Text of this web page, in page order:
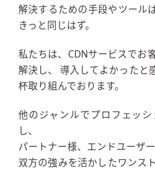
解決するための手段やツール
きっと同じはず。
私たちは、CDNサービスでお
解決し、
導入してよかったと
杯取り組んでおります。
他のジャンルでプロフェッ
し、
パートナー様、エンドユーザ
双方の強みを活かしたワンス